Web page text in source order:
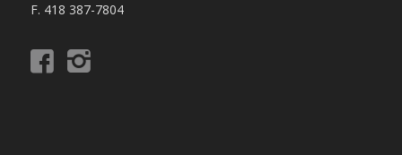
F. 418 387-7804